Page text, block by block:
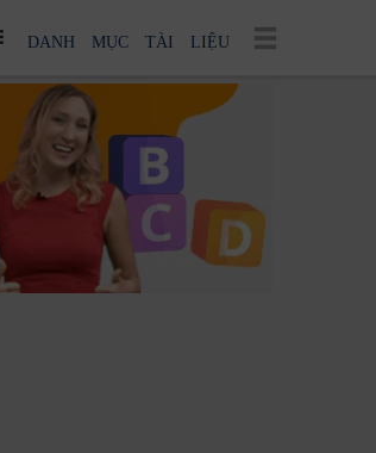
DANH MỤC TÀI LIỆU